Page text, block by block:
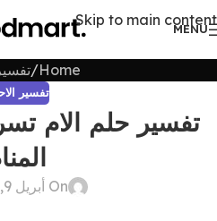
Skip to main content
MENU
Home
تفسير
تفسير حلم الام
On أبريل 9, 2026